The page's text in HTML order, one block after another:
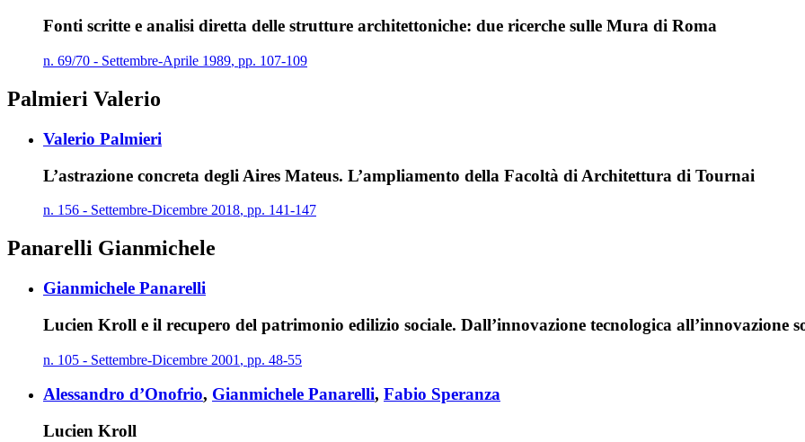
Fonti scritte e analisi diretta delle strutture architettoniche: due ricerche sulle Mura di Roma
n. 69/70 - Settembre-Aprile 1989, pp. 107-109
Palmieri Valerio
Valerio Palmieri
L’astrazione concreta degli Aires Mateus. L’ampliamento della Facoltà di Architettura di Tournai
n. 156 - Settembre-Dicembre 2018, pp. 141-147
Panarelli Gianmichele
Gianmichele Panarelli
Lucien Kroll e il recupero del patrimonio edilizio sociale. Dall’innovazione tecnologica all’innovazione
n. 105 - Settembre-Dicembre 2001 , pp. 48-55
Alessandro d’Onofrio, Gianmichele Panarelli, Fabio Speranza
Lucien Kroll